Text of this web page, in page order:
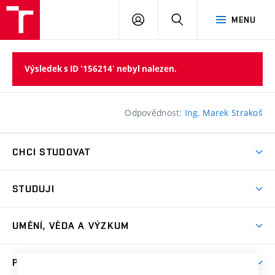
MENU
PŘIHLÁSIT
Výsledek s ID '156214' nebyl nalezen.
Odpovědnost: Ing. Marek Strakoš
CHCI STUDOVAT
Přijímačky
Dny otevřených dveří
Přípravné kurzy
STUDUJI
Časový plán studia
UMĚNÍ, VĚDA A VÝZKUM
PRO VEŘEJNOST